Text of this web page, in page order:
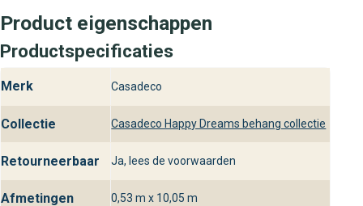
zorgvuldig geselecteerd om te voldoen aan de hoogste
eisen op het gebied van stijlvol design en kwaliteit.
Dankzij de harmonieuze kleurkeuzes en de heldere, effen
dessins past Happy Dreams Uni perfect bij diverse
minimalistisch.
Praktische kenmerken en installatie
Happy Dreams Uni is vervaardigd van hoogwaardig
Product eigenschappen
Productspecificaties
Merk Casadeco
Collectie Casadeco Happy Dreams behang collectie
Retourneerbaar Ja, lees de voorwaarden
Afmetingen 0,53 m x 10,05 m